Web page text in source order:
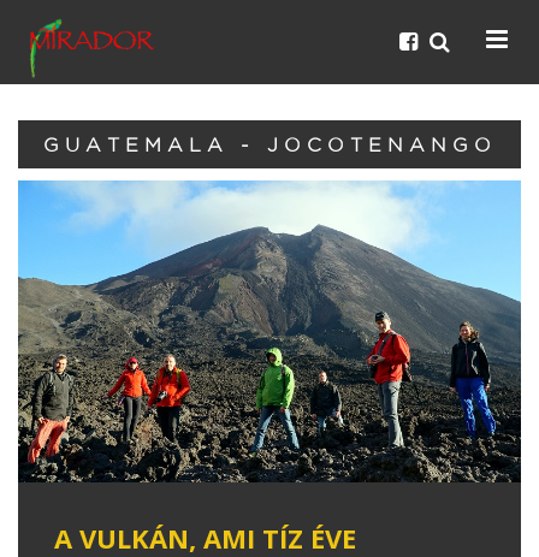
GUATEMALA - JOCOTENANGO
A VULKÁN, AMI TÍZ ÉVE